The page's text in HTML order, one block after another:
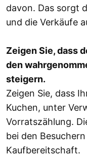
davon. Das sorgt
und die Verkäufe
Zeigen Sie, dass
den
steigern.
Zeigen Sie, dass
Kuchen, unter
Vorratszählung.
bei den
Kaufbereitschaft.